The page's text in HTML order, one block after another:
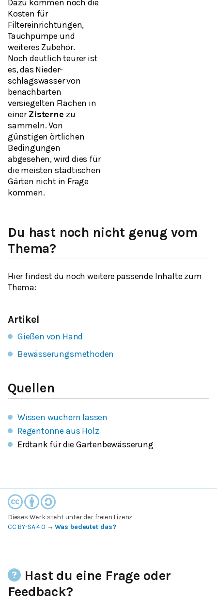
Dazu kommen noch die
Kosten für
Filtereinrichtungen,
Tauchpumpe und
weiteres Zubehör.
Noch deutlich teurer ist
es, das Nieder-
schlagswasser von
benachbarten
versiegelten Flächen in
einerZisterne zu
sammeln. Von
günstigen örtlichen
Bedingungen
abgesehen, wird dies für
die meisten städtischen
Gärten nicht in Frage
kommen.
Du hast noch nicht genug vom
Thema?
Hier findest du noch weitere passende Inhalte zum
Thema:
Artikel
Gießen von Hand
Bewässerungsmethoden
Quellen
Wissen wuchern lassen
Regentonne aus Holz
Erdtank für die Gartenbewässerung
Dieses Werk steht unter der freien Lizenz
CC BY-SA 4.0 →Was bedeutet das?
Hast du eine Frage oder
Feedback?